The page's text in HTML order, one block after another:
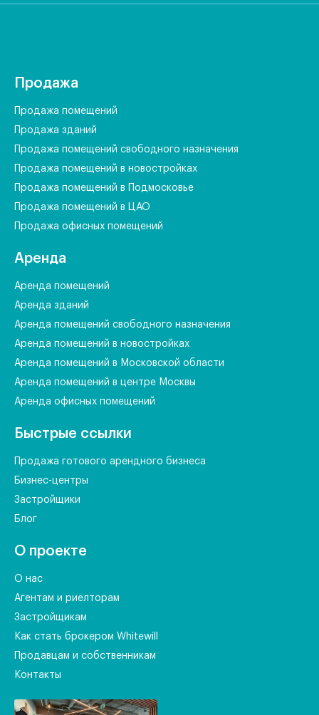
Продажа
Продажа помещений
Продажа зданий
Продажа помещений свободного назначения
Продажа помещений в новостройках
Продажа помещений в Подмосковье
Продажа помещений в ЦАО
Продажа офисных помещений
Аренда
Аренда помещений
Аренда зданий
Аренда помещений свободного назначения
Аренда помещений в новостройках
Аренда помещений в Московской области
Аренда помещений в центре Москвы
Аренда офисных помещений
Быстрые ссылки
Продажа готового арендного бизнеса
Бизнес-центры
Застройщики
Блог
О проекте
О нас
Агентам и риелторам
Застройщикам
Как стать брокером Whitewill
Продавцам и собственникам
Контакты